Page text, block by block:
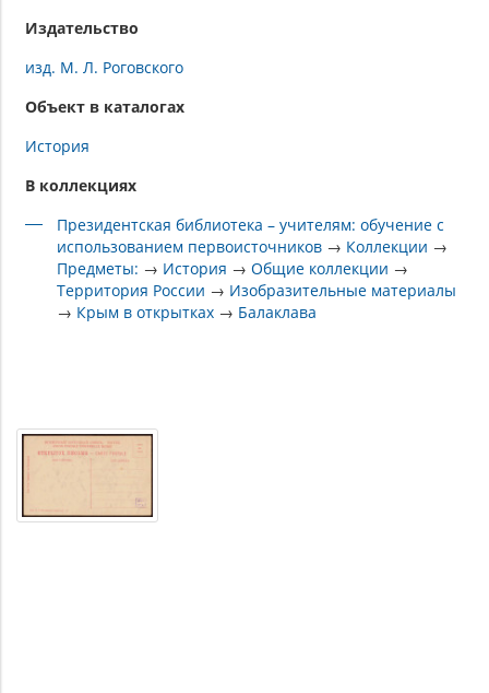
Издательство
изд. М. Л. Роговского
Объект в каталогах
История
В коллекциях
Президентская библиотека – учителям: обучение с
использованием первоисточников → Коллекции →
Предметы: → История →Общие коллекции →
Территория России → Изобразительные материалы
→ Крым в открытках → Балаклава